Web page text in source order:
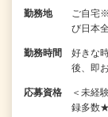
勤務地
ご自宅
び日本
勤務時間
好きな
後、即
応募資格
＜未経
録多数